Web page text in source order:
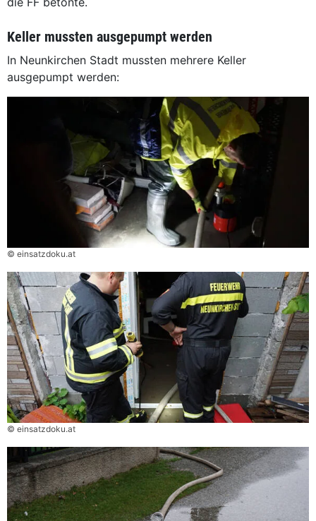
Keller mussten ausgepumpt werden
In Neunkirchen Stadt mussten mehrere Keller
ausgepumpt werden:
© einsatzdoku.at
© einsatzdoku.at